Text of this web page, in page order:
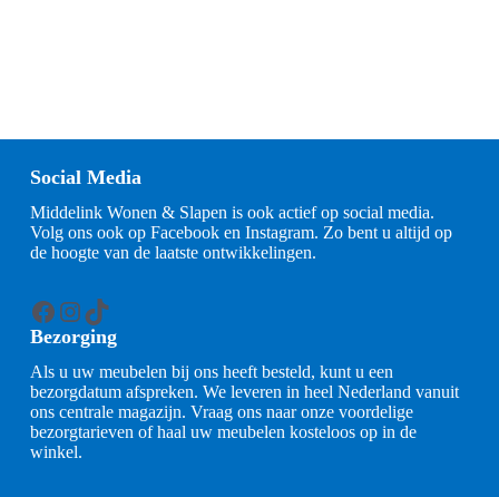
Social Media
Middelink Wonen & Slapen is ook actief op social media.
Volg ons ook op Facebook en Instagram. Zo bent u altijd op
de hoogte van de laatste ontwikkelingen.
Facebook
Instagram
TikTok
Bezorging
Als u uw meubelen bij ons heeft besteld, kunt u een
bezorgdatum afspreken. We leveren in heel Nederland vanuit
ons centrale magazijn. Vraag ons naar onze voordelige
bezorgtarieven of haal uw meubelen kosteloos op in de
winkel.